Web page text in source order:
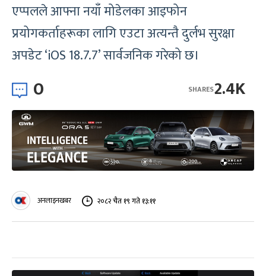
एप्पलले आफ्ना नयाँ मोडेलका आइफोन
प्रयोगकर्ताहरूका लागि एउटा अत्यन्तै दुर्लभ सुरक्षा
अपडेट ‘iOS 18.7.7’ सार्वजनिक गरेको छ।
0 2.4K
SHARES
अनलाइनखबर २०८२ चैत १९ गते १३:११